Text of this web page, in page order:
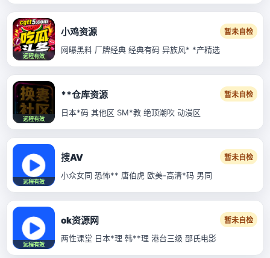
远程有效
小鸡资源 暂未自检
网曝黑料 厂牌经典 经典有码 异族风* *产精选
远程有效
**仓库资源 暂未自检
日本*码 其他区 SM*教 绝顶潮吹 动漫区
远程有效
搜AV 暂未自检
小众女同 恐怖** 唐伯虎 欧美-高清*码 男同
远程有效
ok资源网 暂未自检
两性课堂 日本*理 韩**理 港台三级 邵氏电影